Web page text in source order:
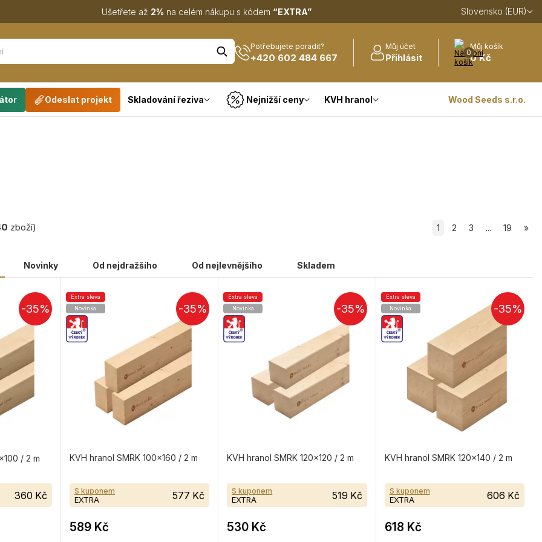
Ušetřete až 2% na celém nákupu s kódem “EXTRA” Slovensko (EUR)
Potřebujete poradit?
+420 602 484 667
Můj účet
Přihlásit 0
Můj košík
0 Kč
Odeslat projekt Skladování řeziva Nejnižší ceny KVH hranol Wood Seeds s.r.o.
1 2 3 ... 19 »
zboží)
Novinky Od nejdražšího Od nejlevnějšího Skladem
-35%
/ 2 m
360 Kč
-35%
Extra sleva
Novinka
KVH hranol SMRK 100×160 / 2 m
S kuponem
EXTRA 577 Kč
589 Kč
-35%
Extra sleva
Novinka
KVH hranol SMRK 120×120 / 2 m
S kuponem
EXTRA 519 Kč
530 Kč
-35%
Extra sleva
Novinka
KVH hranol SMRK 120×140 / 2 m
S kuponem
EXTRA 606 Kč
618 Kč